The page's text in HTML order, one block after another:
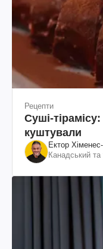
Рецепти
Суші-
куштували
Ектор
Канадський